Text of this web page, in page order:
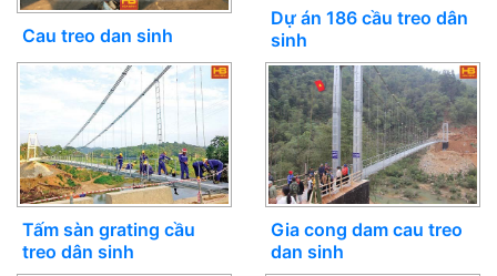
Cau treo dan sinh
Dự án 186 cầu treo dân
sinh
Tấm sàn grating cầu
treo dân sinh
Gia cong dam cau treo
dan sinh